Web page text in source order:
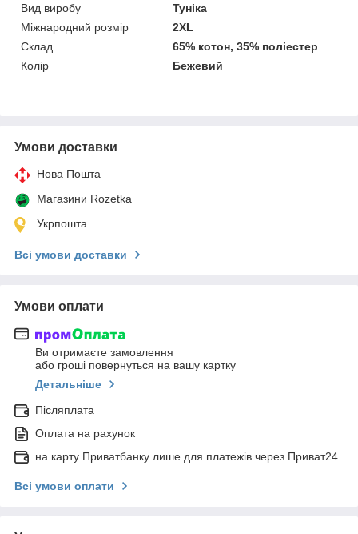
Вид виробу
Туніка
Міжнародний розмір
2XL
Склад
65% котон, 35% поліестер
Колір
Бежевий
Умови доставки
Нова Пошта
Магазини Rozetka
Укрпошта
Всі умови доставки
Умови оплати
Ви отримаєте замовлення
або гроші повернуться на вашу картку
Детальніше
Післяплата
Оплата на рахунок
на карту Приватбанку лише для платежів через Приват24
Всі умови оплати